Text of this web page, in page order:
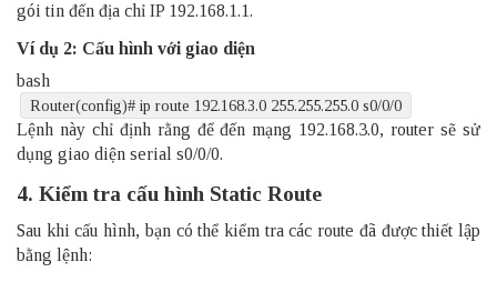
gói tin đến địa chỉ IP 192.168.1.1.
Ví dụ 2: Cấu hình với giao diện
bash
Router(config)# ip route 192.168.3.0 255.255.255.0 s0/0/0
Lệnh này chỉ định rằng để đến mạng 192.168.3.0, router sẽ sử
dụng giao diện serial s0/0/0.
4. Kiểm tra cấu hình Static Route
Sau khi cấu hình, bạn có thể kiểm tra các route đã được thiết lập
bằng lệnh: